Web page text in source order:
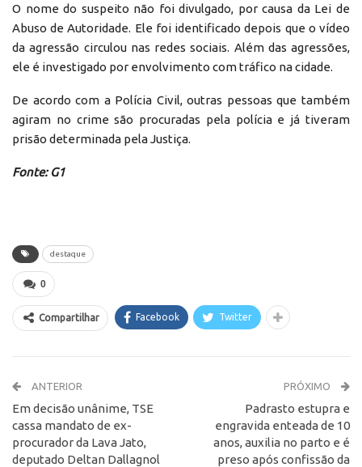
O nome do suspeito não foi divulgado, por causa da Lei de
Abuso de Autoridade. Ele foi identificado depois que o vídeo
da agressão circulou nas redes sociais. Além das agressões,
ele é investigado por envolvimento com tráfico na cidade.
De acordo com a Polícia Civil, outras pessoas que também
agiram no crime são procuradas pela polícia e já tiveram
prisão determinada pela Justiça.
Fonte: G1
destaque
0
Compartilhar Facebook Twitter
ANTERIOR
Em decisão unânime, TSE
cassa mandato de ex-
procurador da Lava Jato,
deputado Deltan Dallagnol
PRÓXIMO
Padrasto estupra e
engravida enteada de 10
anos, auxilia no parto e é
preso após confissão da